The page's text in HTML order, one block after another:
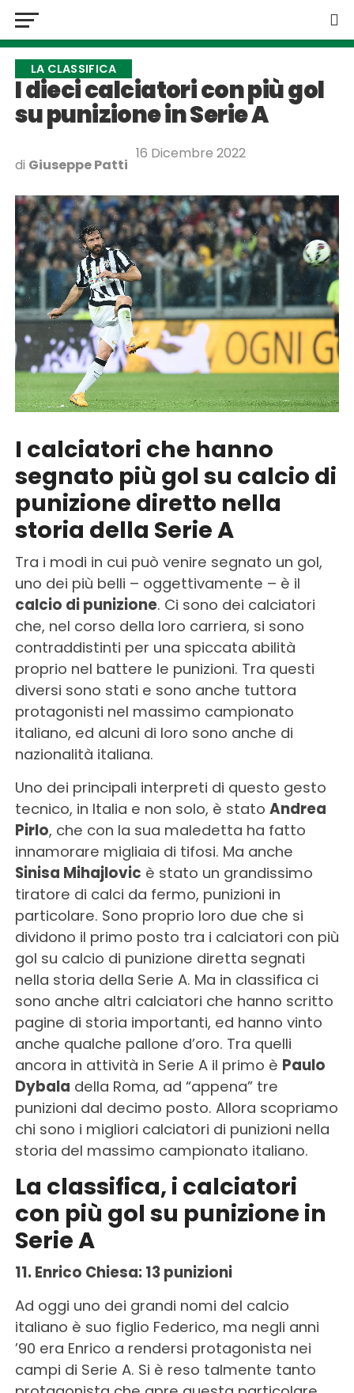
LA CLASSIFICA
I dieci calciatori con più gol
su punizione in Serie A
di Giuseppe Patti
16 Dicembre 2022
I calciatori che hanno
segnato più gol su calcio di
punizione diretto nella
storia della Serie A
Tra i modi in cui può venire segnato un gol,
uno dei più belli – oggettivamente – è il
calcio di punizione. Ci sono dei calciatori
che, nel corso della loro carriera, si sono
contraddistinti per una spiccata abilità
proprio nel battere le punizioni. Tra questi
diversi sono stati e sono anche tuttora
protagonisti nel massimo campionato
italiano, ed alcuni di loro sono anche di
nazionalità italiana.
Uno dei principali interpreti di questo gesto
tecnico, in Italia e non solo, è stato Andrea
Pirlo, che con la sua maledetta ha fatto
innamorare migliaia di tifosi. Ma anche
Sinisa Mihajlovic è stato un grandissimo
tiratore di calci da fermo, punizioni in
particolare. Sono proprio loro due che si
dividono il primo posto tra i calciatori con più
gol su calcio di punizione diretta segnati
nella storia della Serie A. Ma in classifica ci
sono anche altri calciatori che hanno scritto
pagine di storia importanti, ed hanno vinto
anche qualche pallone d’oro. Tra quelli
ancora in attività in Serie A il primo è Paulo
Dybala della Roma, ad “appena” tre
punizioni dal decimo posto. Allora scopriamo
chi sono i migliori calciatori di punizioni nella
storia del massimo campionato italiano.
La classifica, i calciatori
con più gol su punizione in
Serie A
11. Enrico Chiesa: 13 punizioni
Ad oggi uno dei grandi nomi del calcio
italiano è suo figlio Federico, ma negli anni
’90 era Enrico a rendersi protagonista nei
campi di Serie A. Si è reso talmente tanto